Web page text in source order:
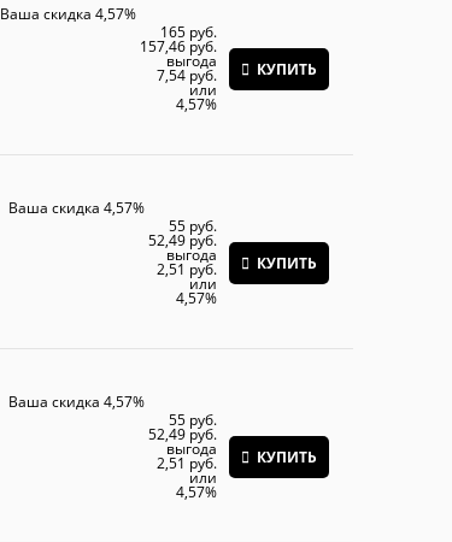
Ваша скидка 4,57%
165 руб.
157,46 руб.
выгода
7,54 руб.
или
4,57%
КУПИТЬ
Ваша скидка 4,57%
55 руб.
52,49 руб.
выгода
2,51 руб.
или
4,57%
КУПИТЬ
Ваша скидка 4,57%
55 руб.
52,49 руб.
выгода
2,51 руб.
или
4,57%
КУПИТЬ